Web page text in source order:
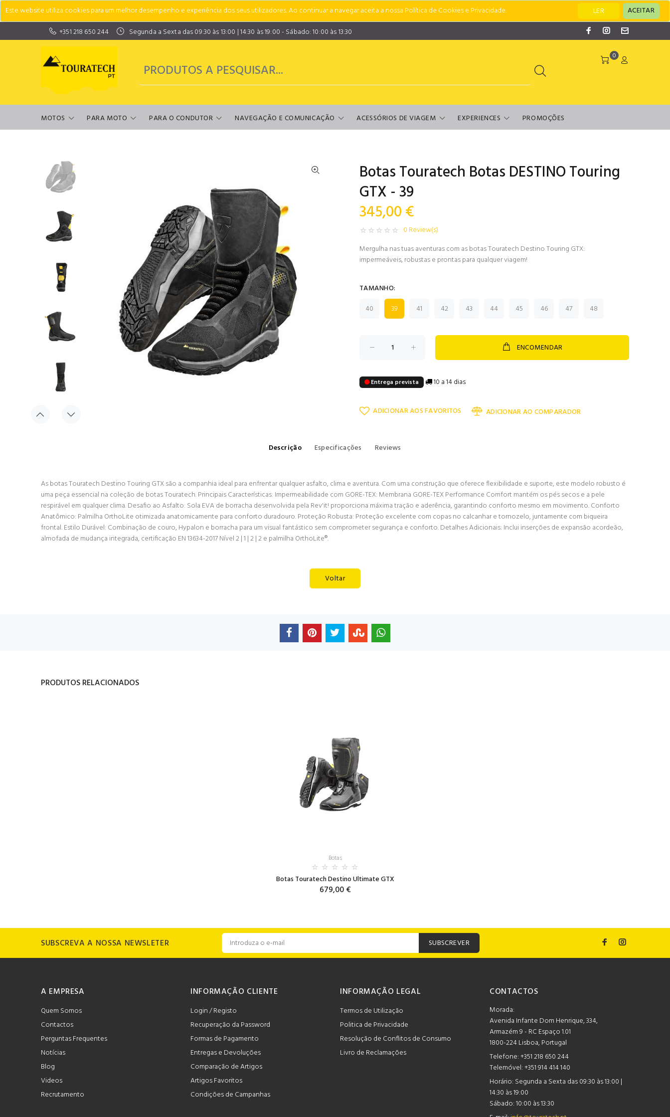
Este website utiliza cookies para um melhor desempenho e experiência dos seus utilizadores. Ao continuar a navegar aceita a nossa Política de Cookies e Privacidade. LER
ACEITAR
+351 218 650 244
Segunda a Sexta das 09:30 às 13:00 | 14:30 às 19:00 - Sábado: 10:00 às 13:30
0
MOTOS PARA MOTO PARA O CONDUTOR NAVEGAÇÃO E COMUNICAÇÃO ACESSÓRIOS DE VIAGEM EXPERIENCES PROMOÇÕES
Botas Touratech Botas DESTINO Touring
GTX - 39
345,00 €
0 Review(s)
Mergulha nas tuas aventuras com as botas Touratech Destino Touring GTX:
impermeáveis, robustas e prontas para qualquer viagem!
TAMANHO:
40
39 41 42 43 44 45 46 47 48
ENCOMENDAR
Entrega prevista 10 a 14 dias
ADICIONAR AOS FAVORITOS ADICIONAR AO COMPARADOR
Descrição Especificações Reviews
As botas Touratech Destino Touring GTX são a companhia ideal para enfrentar qualquer asfalto, clima e aventura. Com uma construção que oferece flexibilidade e suporte, este modelo robusto é
uma peça essencial na coleção de botas Touratech. Principais Características: Impermeabilidade com GORE-TEX: Membrana GORE-TEX Performance Comfort mantém os pés secos e a pele
respirável em qualquer clima. Desafio ao Asfalto: Sola EVA de borracha desenvolvida pela Rev'it! proporciona máxima tração e aderência, garantindo conforto mesmo em movimento. Conforto
Anatômico: Palmilha OrthoLite otimizada anatomicamente para conforto duradouro. Proteção Robusta: Proteção excelente com copas no calcanhar e tornozelo, juntamente com biqueira
frontal. Estilo Durável: Combinação de couro, Hypalon e borracha para um visual fantástico sem comprometer segurança e conforto. Detalhes Adicionais: Inclui inserções de expansão acordeão,
almofada de mudança integrada, certificação EN 13634-2017 Nível 2 | 1 | 2 | 2 e palmilha OrthoLite®.
Voltar
PRODUTOS RELACIONADOS
Botas
Botas Touratech Destino Ultimate GTX
679,00 €
SUBSCREVA A NOSSA NEWSLETER SUBSCREVER
A EMPRESA
Quem Somos
Contactos
Perguntas Frequentes
Notícias
Blog
Videos
Recrutamento
INFORMAÇÃO CLIENTE
Login / Registo
Recuperação da Password
Formas de Pagamento
Entregas e Devoluções
Comparação de Artigos
Artigos Favoritos
Condições de Campanhas
INFORMAÇÃO LEGAL
Termos de Utilização
Politica de Privacidade
Resolução de Conflitos de Consumo
Livro de Reclamações
CONTACTOS
Morada:
Avenida Infante Dom Henrique, 334,
Armazém 9 - RC Espaço 1.01
1800-224 Lisboa, Portugal
Telefone:+351 218 650 244
Telemóvel: +351 914 414 140
Horário: Segunda a Sexta das 09:30 às 13:00 |
14:30 às 19:00
Sábado: 10:00 às 13:30